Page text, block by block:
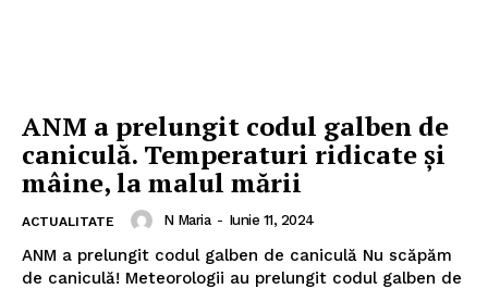
ANM a prelungit codul galben de
caniculă. Temperaturi ridicate şi
mâine, la malul mării
ACTUALITATE N Maria - Iunie 11, 2024
ANM a prelungit codul galben de caniculă Nu scăpăm
de caniculă! Meteorologii au prelungit codul galben de